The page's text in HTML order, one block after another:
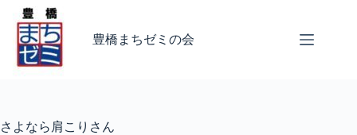
キ
豊橋まちゼミの会
さよなら肩こりさん